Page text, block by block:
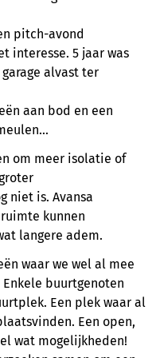
pitch-avond
interesse. 5 jaar was
alvast ter
aan bod en een
om meer isolatie of
niet is. Avansa
kunnen
langere adem.
waar we wel al mee
buurtgenoten
Een plek waar al
Een open,
wat mogelijkheden!